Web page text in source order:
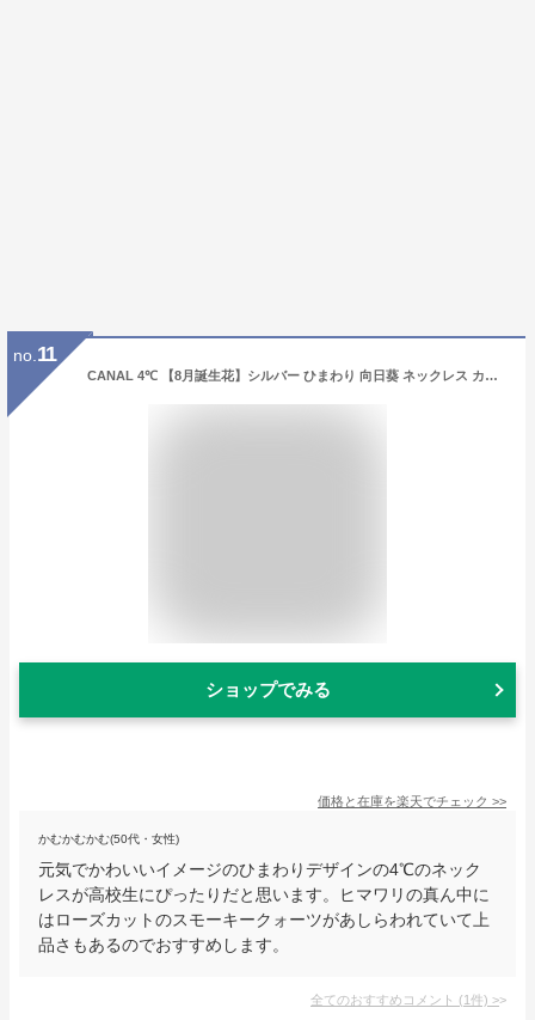
no. 11
CANAL 4℃ 【8月誕生花】シルバー ひまわり 向日葵 ネックレス カナルヨンドシー アクセサリー・腕時計 ネックレス ゴールド【送料無料】
ショップでみる
価格と在庫を楽天でチェック >>
かむかむかむ(50代・女性)
元気でかわいいイメージのひまわりデザインの4℃のネック
レスが高校生にぴったりだと思います。ヒマワリの真ん中に
はローズカットのスモーキークォーツがあしらわれていて上
品さもあるのでおすすめします。
全てのおすすめコメント (1件) >